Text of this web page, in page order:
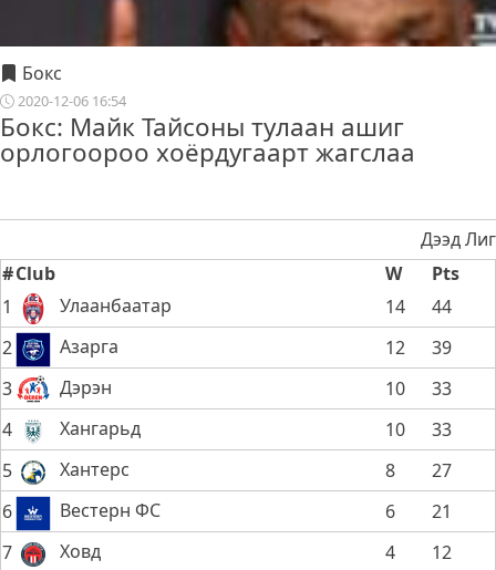
Бокс
2020-12-06 16:54
Бокс: Майк Тайсоны тулаан ашиг
орлогоороо хоёрдугаарт жагслаа
Дээд Лиг
#Club W
Pts
1
Улаанбаатар 14
44
2
Азарга 12
39
3
Дэрэн 10
33
4
Хангарьд 10
33
5
Хантерс 8
27
6
Вестерн ФС 6
21
7
Ховд 4
12